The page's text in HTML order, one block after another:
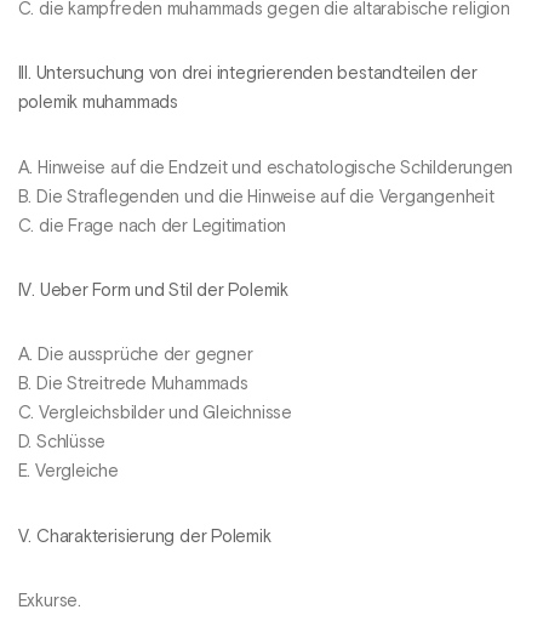
C. die kampfreden muhammads gegen die altarabische religion
III. Untersuchung von drei integrierenden bestandteilen der
polemik muhammads
A. Hinweise auf die Endzeit und eschatologische Schilderungen
B. Die Straflegenden und die Hinweise auf die Vergangenheit
C. die Frage nach der Legitimation
IV. Ueber Form und Stil der Polemik
A. Die aussprüche der gegner
B. Die Streitrede Muhammads
C. Vergleichsbilder und Gleichnisse
D. Schlüsse
E. Vergleiche
V. Charakterisierung der Polemik
Exkurse.